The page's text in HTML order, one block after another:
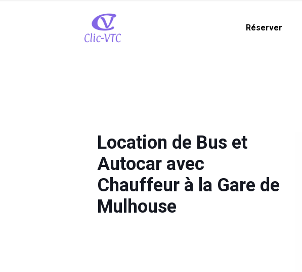
Réserver
Location de Bus et
Autocar avec
Chauffeur à la Gare de
Mulhouse